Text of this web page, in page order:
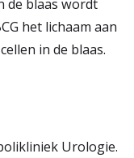
de blaas wordt
het lichaam aan
in de blaas.
Urologie.